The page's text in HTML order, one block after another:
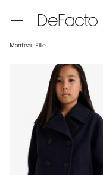
Manteau Fille